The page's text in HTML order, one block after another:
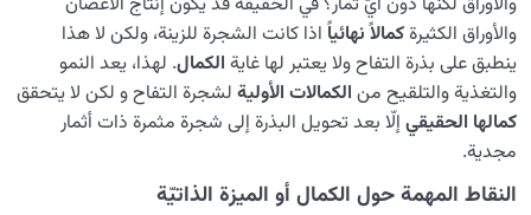
والأوراق الکثیرةکمالاً نهائياً اذا كانت الشجرة للزینة، ولكن لا هذا
ینطبق على بذرة التفاح ولا يعتبر لها غاية الکمال. لهذا، یعد النمو
والتغذیة والتلقیح من الکمالات الأولیة لشجرة التفاح و لكن لا يتحقق
کمالها الحقیقي إلّا بعد تحویل البذرة إلی شجرة مثمرة ذات أثمار
مجدية.
النقاط المهمة حول الکمال أو المیزة الذاتیّة